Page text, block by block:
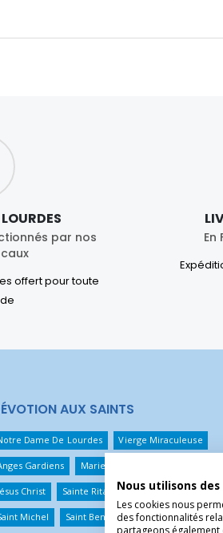
par nos
offert pour toute
AUX SAINTS
Dame De Lourdes Vierge Miraculeuse
Gardiens Marie Qui Défait Les Noeuds
Christ Sainte Rita Sainte Thérèse
Michel Saint Benoît Saint Christophe
Nous utilisons
Les cookies nous
des fonctionnalités
partageons